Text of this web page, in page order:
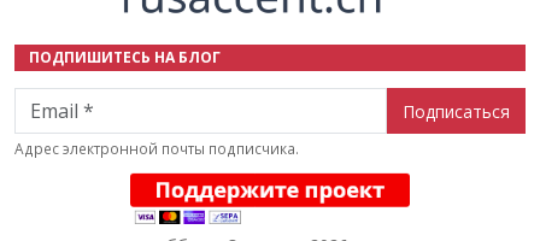
ПОДПИШИТЕСЬ НА БЛОГ
Email
Адрес электронной почты подписчика.